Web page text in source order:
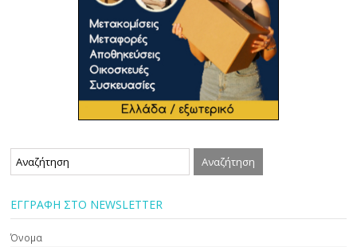
ΕΓΓΡΑΦΗ ΣΤΟ NEWSLETTER
Όνομα